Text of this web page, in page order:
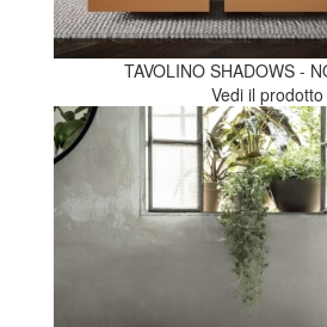
TAVOLINO SHADOWS -
Vedi il prodotto